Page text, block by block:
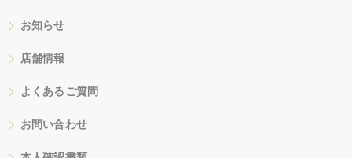
お知らせ
店舗情報
よくあるご質問
お問い合わせ